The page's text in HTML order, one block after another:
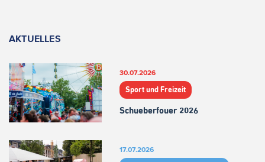
AKTUELLES
30.07.2026
Sport und Freizeit
Schueberfouer 2026
17.07.2026